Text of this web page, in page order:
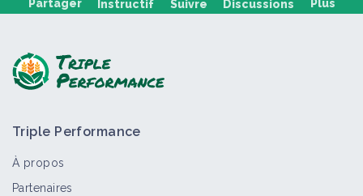
Partager Instructif Suivre Discussions Plus
Triple Performance
À propos
Partenaires